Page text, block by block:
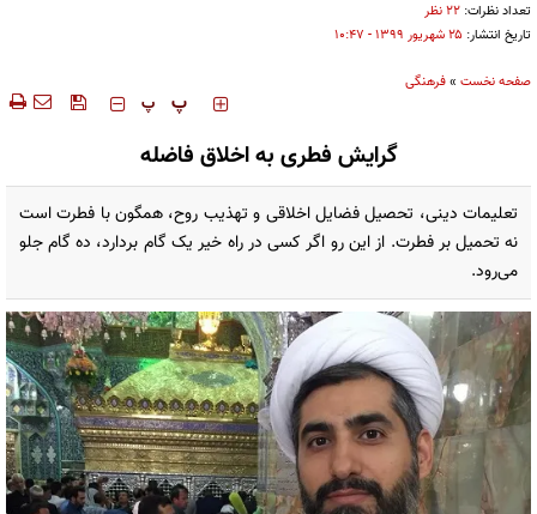
تعداد نظرات: ۲۲ نظر
تاریخ انتشار: ۲۵ شهريور ۱۳۹۹ - ۱۰:۴۷
صفحه نخست »فرهنگی
‍‍‍ پ پ
گرایش فطری به اخلاق فاضله
تعلیمات دینی، تحصیل فضایل اخلاقی و تهذیب روح، همگون با فطرت است
نه تحمیل بر فطرت. از این رو اگر کسی در راه خیر یک گام بردارد، ده گام جلو
می‌رود.